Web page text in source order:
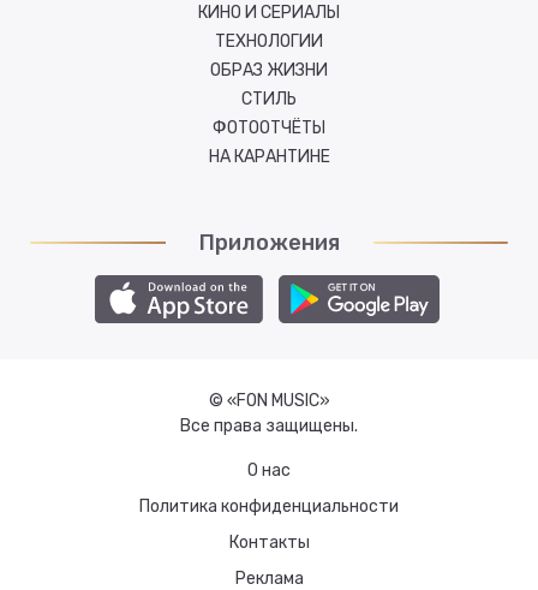
КИНО И СЕРИАЛЫ
ТЕХНОЛОГИИ
ОБРАЗ ЖИЗНИ
СТИЛЬ
ФОТООТЧЁТЫ
НА КАРАНТИНЕ
Приложения
© «FON MUSIC»
Все права защищены.
О нас
Политика конфиденциальности
Контакты
Реклама